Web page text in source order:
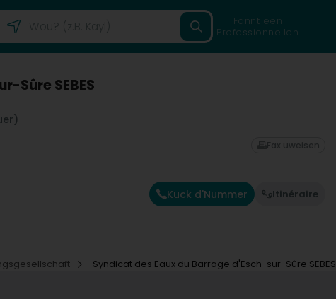
Fannt een
Professionnellen
Sûre SEBES
Kuck d'Nummer Itinéraire
Fax uweisen
Syndicat des Eaux du Barrage d'Esch-sur-Sûre SEBES